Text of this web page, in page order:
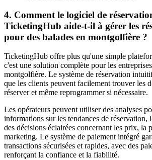
4. Comment le logiciel de
TicketingHub aide-t-il à gérer les
pour des balades en montgolfière ?
TicketingHub offre plus qu'une simple
c'est une solution complète pour les
montgolfière. Le système de réservation
que les clients peuvent facilement trouver les
réserver et même reprogrammer si nécessaire.
Les opérateurs peuvent utiliser des analyses
informations sur les tendances de réservation,
des décisions éclairées concernant les prix, la
marketing. Le système de paiement intégré
transactions sécurisées et rapides, avec des
renforçant la confiance et la fiabilité.